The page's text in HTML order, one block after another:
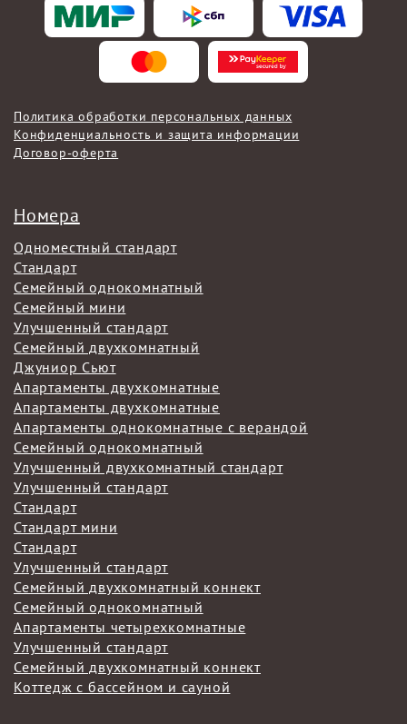
Политика обработки персональных данных
Конфиденциальность и защита информации
Договор-оферта
Номера
Одноместный стандарт
Стандарт
Семейный однокомнатный
Семейный мини
Улучшенный стандарт
Семейный двухкомнатный
Джуниор Сьют
Апартаменты двухкомнатные
Апартаменты двухкомнатные
Апартаменты однокомнатные с верандой
Семейный однокомнатный
Улучшенный двухкомнатный стандарт
Улучшенный стандарт
Стандарт
Стандарт мини
Стандарт
Улучшенный стандарт
Семейный двухкомнатный коннект
Семейный однокомнатный
Апартаменты четырехкомнатные
Улучшенный стандарт
Семейный двухкомнатный коннект
Коттедж с бассейном и сауной